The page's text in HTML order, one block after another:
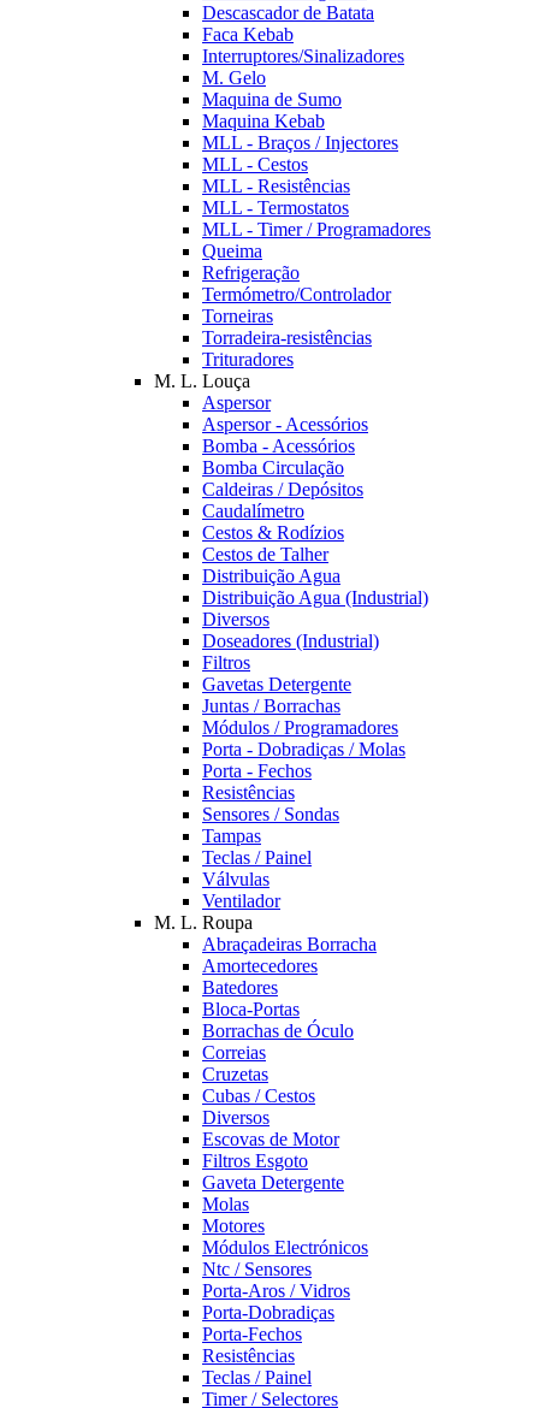
Descascador de Batata
Faca Kebab
Interruptores/Sinalizadores
M. Gelo
Maquina de Sumo
Maquina Kebab
MLL - Braços / Injectores
MLL - Cestos
MLL - Resistências
MLL - Termostatos
MLL - Timer / Programadores
Queima
Refrigeração
Termómetro/Controlador
Torneiras
Torradeira-resistências
Trituradores
M. L. Louça
Aspersor
Aspersor - Acessórios
Bomba - Acessórios
Bomba Circulação
Caldeiras / Depósitos
Caudalímetro
Cestos & Rodízios
Cestos de Talher
Distribuição Agua
Distribuição Agua (Industrial)
Diversos
Doseadores (Industrial)
Filtros
Gavetas Detergente
Juntas / Borrachas
Módulos / Programadores
Porta - Dobradiças / Molas
Porta - Fechos
Resistências
Sensores / Sondas
Tampas
Teclas / Painel
Válvulas
Ventilador
M. L. Roupa
Abraçadeiras Borracha
Amortecedores
Batedores
Bloca-Portas
Borrachas de Óculo
Correias
Cruzetas
Cubas / Cestos
Diversos
Escovas de Motor
Filtros Esgoto
Gaveta Detergente
Molas
Motores
Módulos Electrónicos
Ntc / Sensores
Porta-Aros / Vidros
Porta-Dobradiças
Porta-Fechos
Resistências
Teclas / Painel
Timer / Selectores